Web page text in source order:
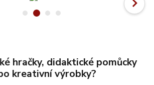
hračky, didaktické pomůcky
kreativní výrobky?